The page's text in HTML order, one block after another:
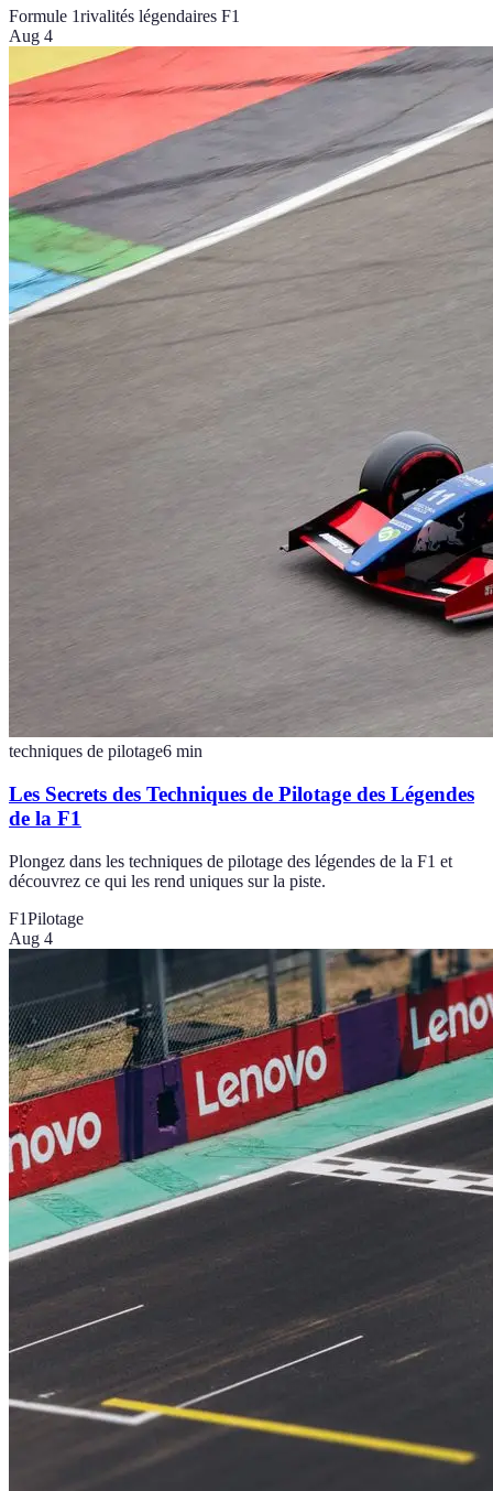
Formule 1rivalités légendaires F1
Aug 4
techniques de pilotage6 min
Les Secrets des Techniques de Pilotage des Légendes
de la F1
Plongez dans les techniques de pilotage des légendes de la F1 et
découvrez ce qui les rend uniques sur la piste.
F1Pilotage
Aug 4